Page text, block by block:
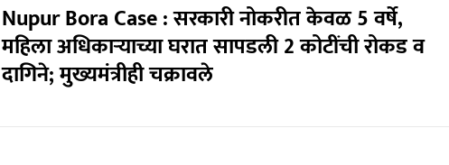
Nupur Bora Case : सरकारी नोकरीत केवळ 5 वर्षे,
महिला अधिकाऱ्याच्या घरात सापडली 2 कोटींची रोकड व
दागिने; मुख्यमंत्रीही चक्रावले